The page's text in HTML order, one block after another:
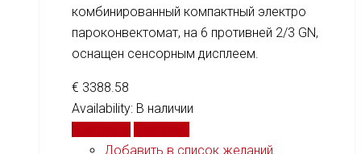
комбинированный компактный электро
пароконвектомат, на 6 противней 2/3 GN,
оснащен сенсорным дисплеем.
€ 3388.58
Availability: В наличии
Добавить в список желаний